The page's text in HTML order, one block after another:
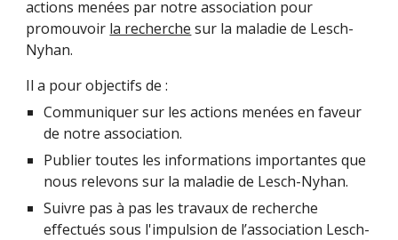
actions menées par notre association pour
promouvoir la recherche sur la maladie de Lesch-
Nyhan.
Il a pour objectifs de :
Communiquer sur les actions menées en faveur
de notre association.
Publier toutes les informations importantes que
nous relevons sur la maladie de Lesch-Nyhan.
Suivre pas à pas les travaux de recherche
effectués sous l'impulsion de l’association Lesch-